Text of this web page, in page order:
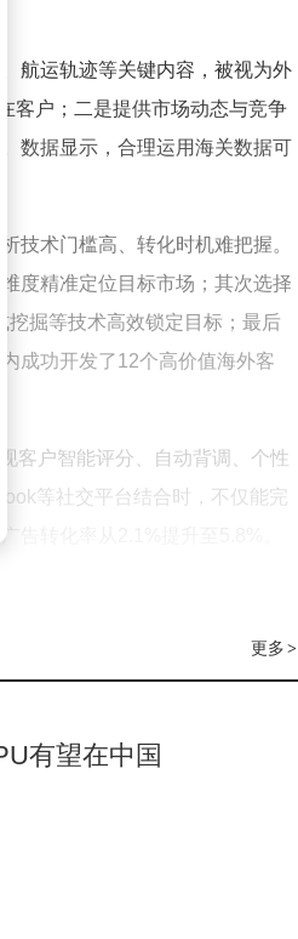
航运轨迹等关键内容，被视为外
客户；二是提供市场动态与竞争
数据显示，合理运用海关数据可
技术门槛高、转化时机难把握。
度精准定位目标市场；其次选择
挖掘等技术高效锁定目标；最后
成功开发了12个高价值海外客
客户智能评分、自动背调、个性
等社交平台结合时，不仅能完
告转化率从2.1%提升至5.8%。
。系统还能精准挖掘采购决策
更多 >
有望在中国